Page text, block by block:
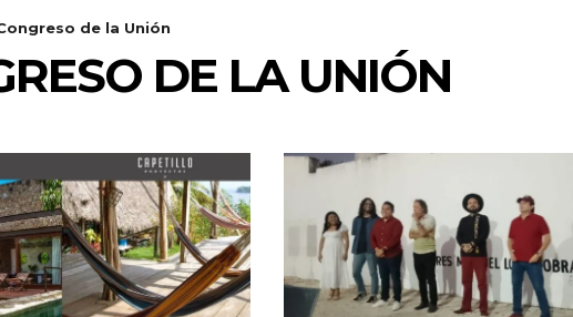
de la Unión
DE LA UNIÓN